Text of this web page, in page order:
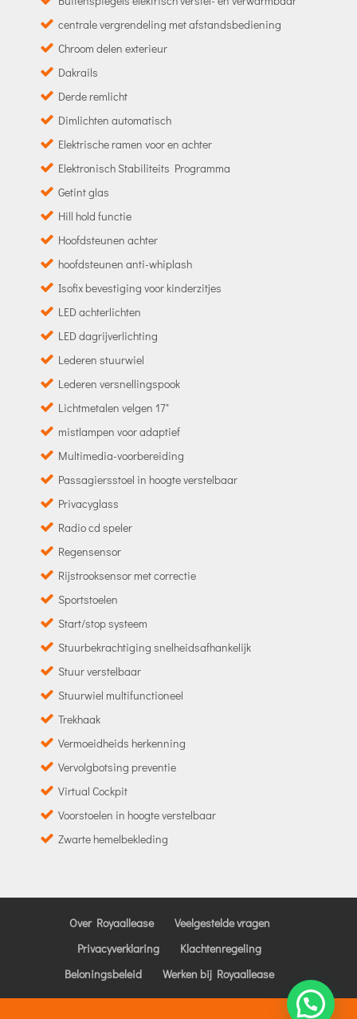
centrale vergrendeling met afstandsbediening
Chroom delen exterieur
Dakrails
Derde remlicht
Dimlichten automatisch
Elektrische ramen voor en achter
Elektronisch Stabiliteits Programma
Getint glas
Hill hold functie
Hoofdsteunen achter
hoofdsteunen anti-whiplash
Isofix bevestiging voor kinderzitjes
LED achterlichten
LED dagrijverlichting
Lederen stuurwiel
Lederen versnellingspook
Lichtmetalen velgen 17"
mistlampen voor adaptief
Multimedia-voorbereiding
Passagiersstoel in hoogte verstelbaar
Privacyglass
Radio cd speler
Regensensor
Rijstrooksensor met correctie
Sportstoelen
Start/stop systeem
Stuurbekrachtiging snelheidsafhankelijk
Stuur verstelbaar
Stuurwiel multifunctioneel
Trekhaak
Vermoeidheids herkenning
Vervolgbotsing preventie
Virtual Cockpit
Voorstoelen in hoogte verstelbaar
Zwarte hemelbekleding
Over Royaallease
Veelgestelde vragen
Privacyverklaring
Klachtenregeling
Beloningsbeleid
Werken bij Royaallease